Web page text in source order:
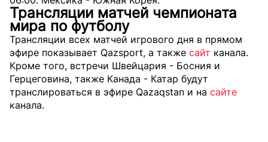
Трансляции матчей чемпионата
мира по футболу
Трансляции всех матчей игрового дня в прямом
эфире показывает Qazsport, а также сайт канала.
Кроме того, встречи Швейцария - Босния и
Герцеговина, также Канада - Катар будут
транслироваться в эфире Qazaqstan и на сайте
канала.